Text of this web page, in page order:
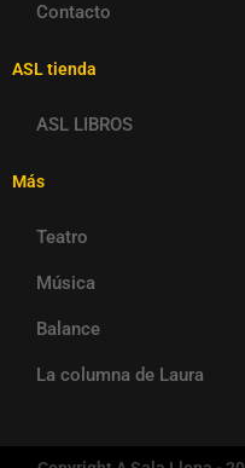
Contacto
ASL tienda
ASL LIBROS
Más
Teatro
Música
Balance
La columna de Laura